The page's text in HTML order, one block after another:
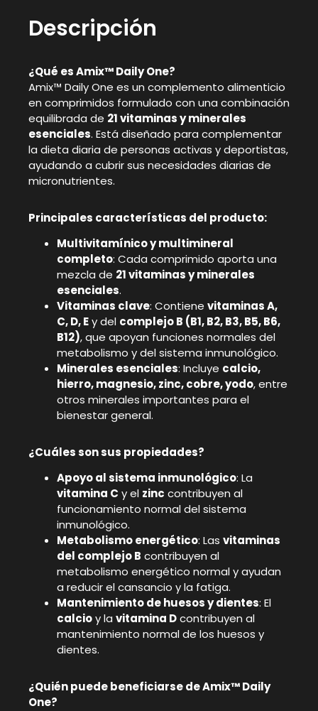
Descripción
¿Qué es Amix™ Daily One?
Amix™ Daily One es un complemento alimenticio
en comprimidos formulado con una combinación
equilibrada de 21 vitaminas y minerales
esenciales. Está diseñado para complementar
la dieta diaria de personas activas y deportistas,
ayudando a cubrir sus necesidades diarias de
micronutrientes.
Principales características del producto:
Multivitamínico y multimineral
completo: Cada comprimido aporta una
mezcla de 21 vitaminas y minerales
esenciales.
Vitaminas clave: Contiene vitaminas A,
C, D, Ey del complejo B (B1, B2, B3, B5, B6,
B12), que apoyan funciones normales del
metabolismo y del sistema inmunológico.
Minerales esenciales: Incluye calcio,
hierro, magnesio, zinc, cobre, yodo, entre
otros minerales importantes para el
bienestar general.
¿Cuáles son sus propiedades?
Apoyo al sistema inmunológico: La
vitamina C y el zinc contribuyen al
funcionamiento normal del sistema
inmunológico.
Metabolismo energético: Las vitaminas
del complejo B contribuyen al
metabolismo energético normal y ayudan
a reducir el cansancio y la fatiga.
Mantenimiento de huesos y dientes: El
calcioy la vitamina Dcontribuyen al
mantenimiento normal de los huesos y
dientes.
¿Quién puede beneficiarse de Amix™ Daily
One?